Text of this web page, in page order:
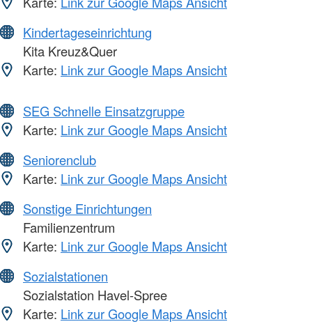
Kindertageseinrichtung
Kita Kreuz&Quer
Karte: Link zur Google Maps Ansicht
SEG Schnelle Einsatzgruppe
Karte: Link zur Google Maps Ansicht
Seniorenclub
Karte: Link zur Google Maps Ansicht
Sonstige Einrichtungen
Familienzentrum
Karte: Link zur Google Maps Ansicht
Sozialstationen
Sozialstation Havel-Spree
Karte: Link zur Google Maps Ansicht